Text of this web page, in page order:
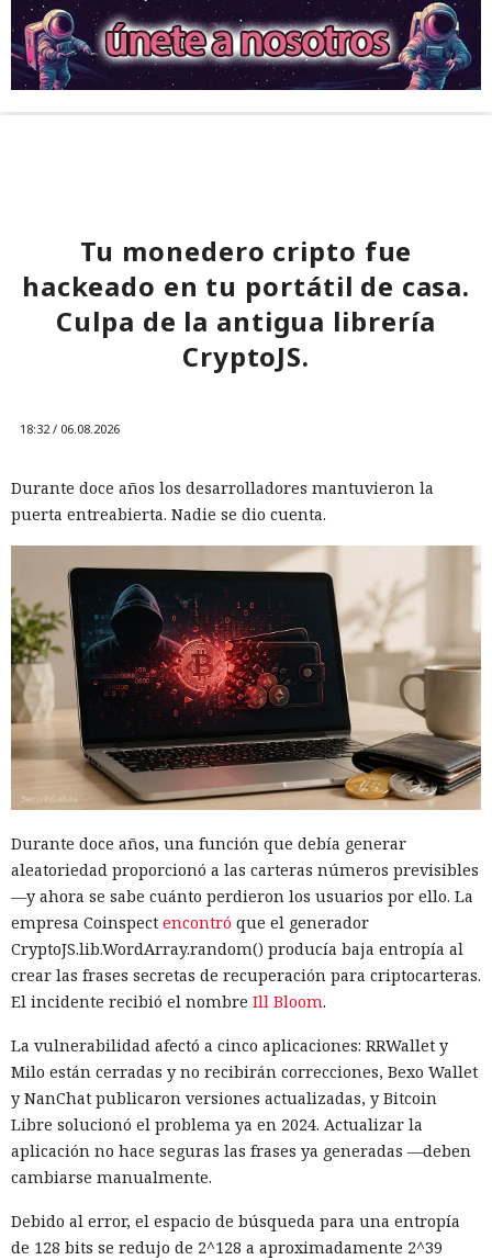
Tu monedero cripto fue
hackeado en tu portátil de casa.
Culpa de la antigua librería
CryptoJS.
18:32 / 06.08.2026
Durante doce años los desarrolladores mantuvieron la
puerta entreabierta. Nadie se dio cuenta.
Durante doce años, una función que debía generar
aleatoriedad proporcionó a las carteras números previsibles
—y ahora se sabe cuánto perdieron los usuarios por ello. La
empresa Coinspect encontró que el generador
CryptoJS.lib.WordArray.random() producía baja entropía al
crear las frases secretas de recuperación para criptocarteras.
El incidente recibió el nombre Ill Bloom.
La vulnerabilidad afectó a cinco aplicaciones: RRWallet y
Milo están cerradas y no recibirán correcciones, Bexo Wallet
y NanChat publicaron versiones actualizadas, y Bitcoin
Libre solucionó el problema ya en 2024. Actualizar la
aplicación no hace seguras las frases ya generadas —deben
cambiarse manualmente.
Debido al error, el espacio de búsqueda para una entropía
de 128 bits se redujo de 2^128 a aproximadamente 2^39